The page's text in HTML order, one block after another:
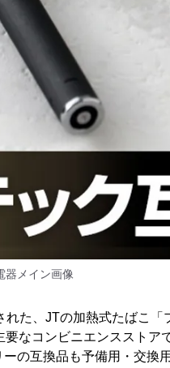
器メイン画像
た、JTの加熱式たばこ「
なコンビニエンスストア
の互換品も予備用・交換